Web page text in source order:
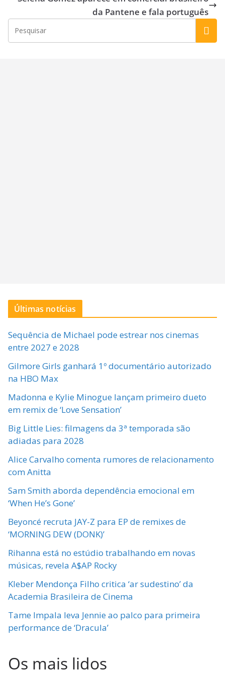
k
da Pantene e fala português
Últimas notícias
Sequência de Michael pode estrear nos cinemas
entre 2027 e 2028
Gilmore Girls ganhará 1º documentário autorizado
na HBO Max
Madonna e Kylie Minogue lançam primeiro dueto
em remix de ‘Love Sensation’
Big Little Lies: filmagens da 3ª temporada são
adiadas para 2028
Alice Carvalho comenta rumores de relacionamento
com Anitta
Sam Smith aborda dependência emocional em
‘When He’s Gone’
Beyoncé recruta JAY-Z para EP de remixes de
‘MORNING DEW (DONK)’
Rihanna está no estúdio trabalhando em novas
músicas, revela A$AP Rocky
Kleber Mendonça Filho critica ‘ar sudestino’ da
Academia Brasileira de Cinema
Tame Impala leva Jennie ao palco para primeira
performance de ‘Dracula’
Os mais lidos